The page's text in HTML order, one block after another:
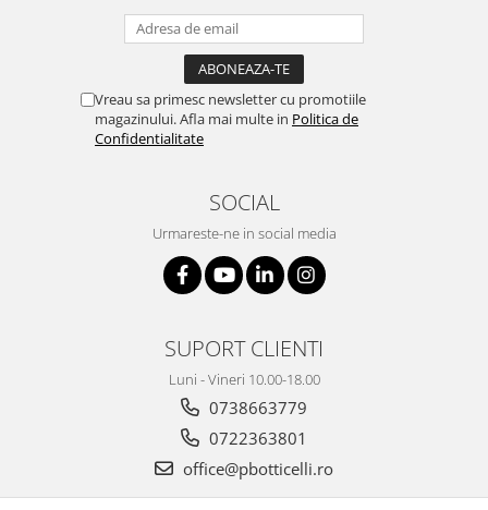
Vreau sa primesc newsletter cu promotiile
magazinului. Afla mai multe in Politica de
Confidentialitate
SOCIAL
Urmareste-ne in social media
SUPORT CLIENTI
Luni - Vineri 10.00-18.00
0738663779
0722363801
office@pbotticelli.ro